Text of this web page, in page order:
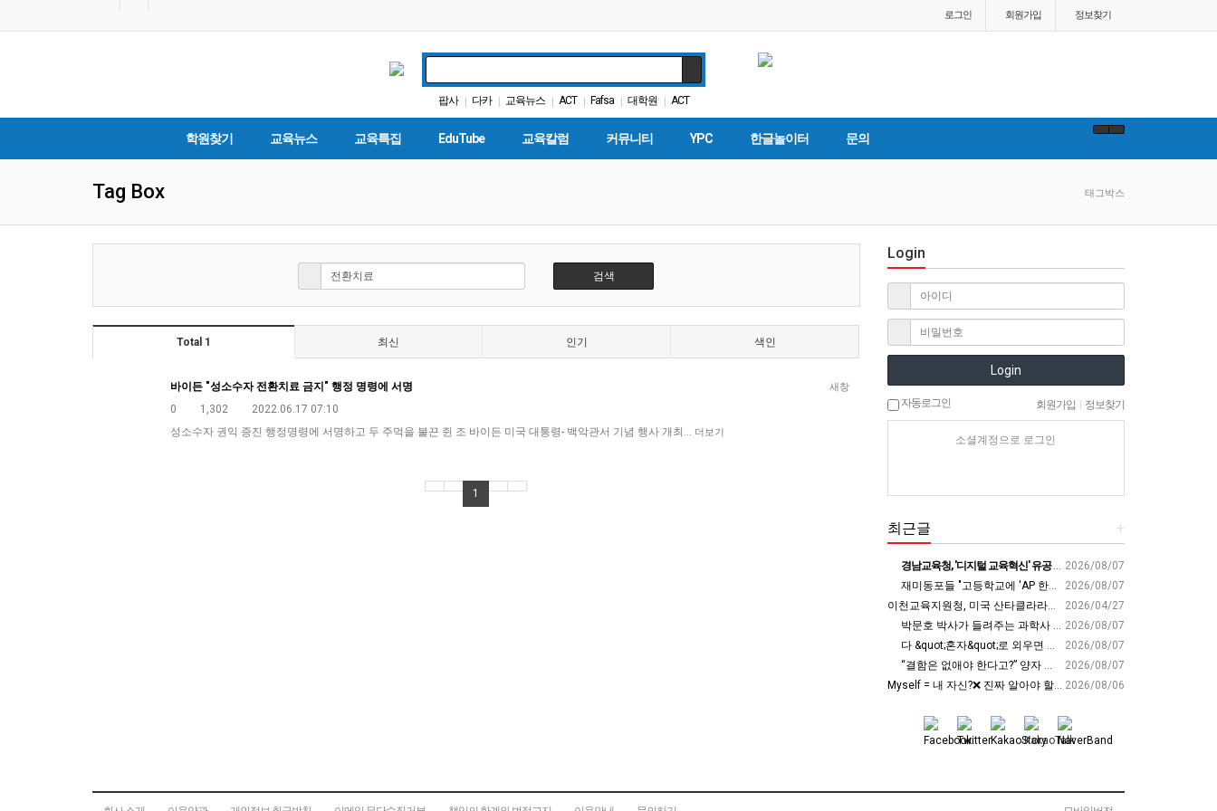
로그인 회원가입 정보찾기
팝사 | 다카 | 교육뉴스 | ACT | Fafsa | 대학원 | ACT
| 휴교 | DACA | 학교급식
학원찾기 교육뉴스 교육특집 EduTube 교육칼럼 커뮤니티 YPC 한글놀이터 문의
Tag Box 태그박스
검색
Total 1 최신 인기 색인
새창
바이든 "성소수자 전환치료 금지" 행정 명령에 서명
0
1,302
2022.06.17 07:10
성소수자 권익 증진 행정명령에 서명하고 두 주먹을 불끈 쥔 조 바이든 미국 대통령- 백악관서 기념 행사 개최… 더보기
1
Login
Login
자동로그인 회원가입 정보찾기
소셜계정으로 로그인
+
최근글
2026/08/07
경남교육청, '디지털 교육혁신' 유공 교원 24명 미국 연수 - 연합뉴스
2026/08/07
재미동포들 "고등학교에 'AP 한국어' 도입하라“ - 재외동포신문
2026/04/27
이천교육지원청, 미국 산타클라라와 국제교육교류 파트너십 회의 개최:경인투데이뉴스 - 경인투데이뉴스
2026/08/07
박문호 박사가 들려주는 과학사 속 결정적 순간들! 직관을 뛰어넘는 과학적 통찰 : 생각하는 청소년을 위한 과학 시리즈 1부(feat.박문호 박사)
2026/08/07
다 &quot;혼자&quot;로 외우면 틀려요. Alone????By myself????On my own
2026/08/07
“결함은 없애야 한다고?” 양자 연구자가 밝힌 신비: 없애려던 흠이 무기가 되는 방법 | 이정현 KIST 양자기술연구단 선임연구원 | 양자 컴퓨터 인생 | 세바시 2121회
2026/08/06
Myself = 내 자신?❌ 진짜 알아야 할 뜻????